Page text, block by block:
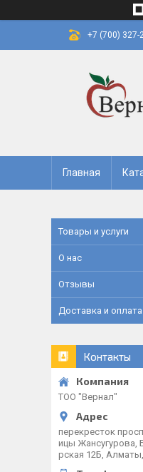
+7 (700) 327-
Главная
Товары и услуги
О нас
Отзывы
Доставка и оплата
Контакты
ТОО "Вернал"
перекресток
ицы Жансугурова,
рская 12Б,